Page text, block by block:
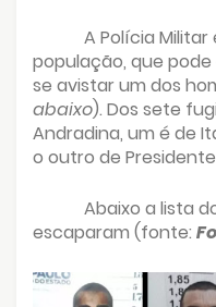
A Polícia
população, que
se avistar um dos
abaixo). Dos sete
Andradina, um é de
o outro de
Abaixo a lista
escaparam (fonte: